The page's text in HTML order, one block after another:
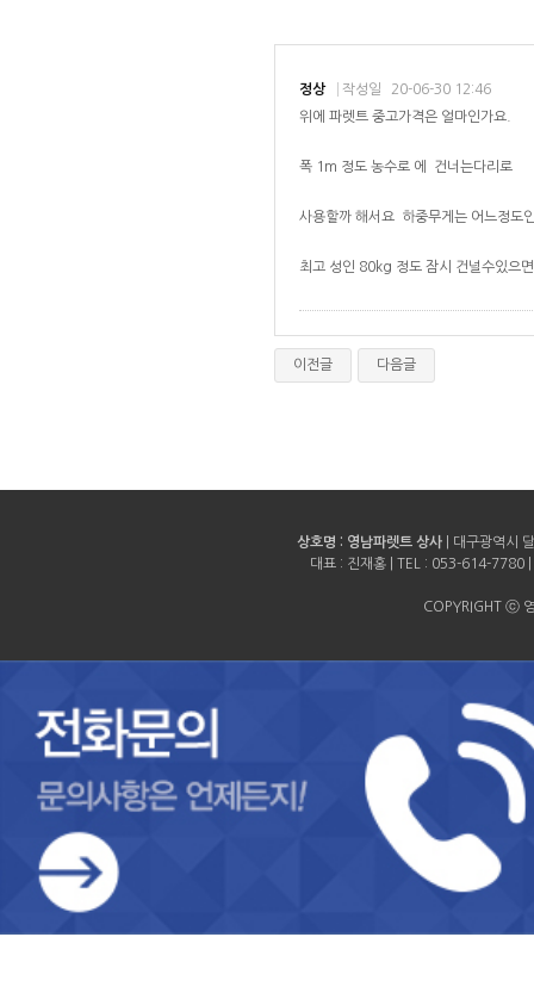
정상 작성일
20-06-30 12:46
위에 파렛트 중고가격은 얼마인가요.
폭 1m 정도 농수로 에 건너는다리로
사용할까 해서요 하중무게는 어느정도
최고 성인 80kg 정도 잠시 건널수있으
이전글 다음글
상호명 : 영남파렛트 상사 | 대구광역시
대표 : 진재홍 | TEL : 053-614-7780|
COPYRIGHT ⓒ